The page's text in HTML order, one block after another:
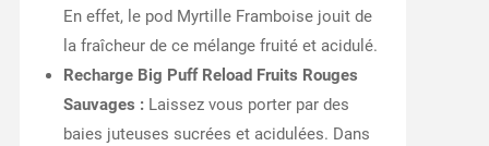
En effet, le pod Myrtille Framboise jouit de
la fraîcheur de ce mélange fruité et acidulé.
Recharge Big Puff Reload Fruits Rouges
Sauvages :Laissez vous porter par des
baies juteuses sucrées et acidulées. Dans